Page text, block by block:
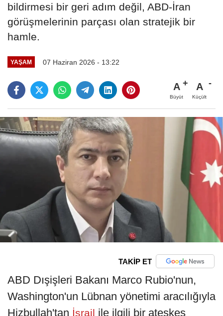
bildirmesi bir geri adım değil, ABD-İran
görüşmelerinin parçası olan stratejik bir
hamle.
YAŞAM 07 Haziran 2026 - 13:22
A
Büyüt
A
Küçült
TAKİP ET
ABD Dışişleri Bakanı Marco Rubio'nun,
Washington'un Lübnan yönetimi aracılığıyla
Hizbullah'tan İsrail ile ilgili bir ateşkes